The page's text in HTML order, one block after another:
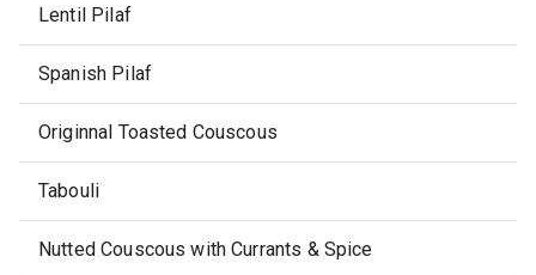
Lentil Pilaf
Spanish Pilaf
Originnal Toasted Couscous
Tabouli
Nutted Couscous with Currants & Spice